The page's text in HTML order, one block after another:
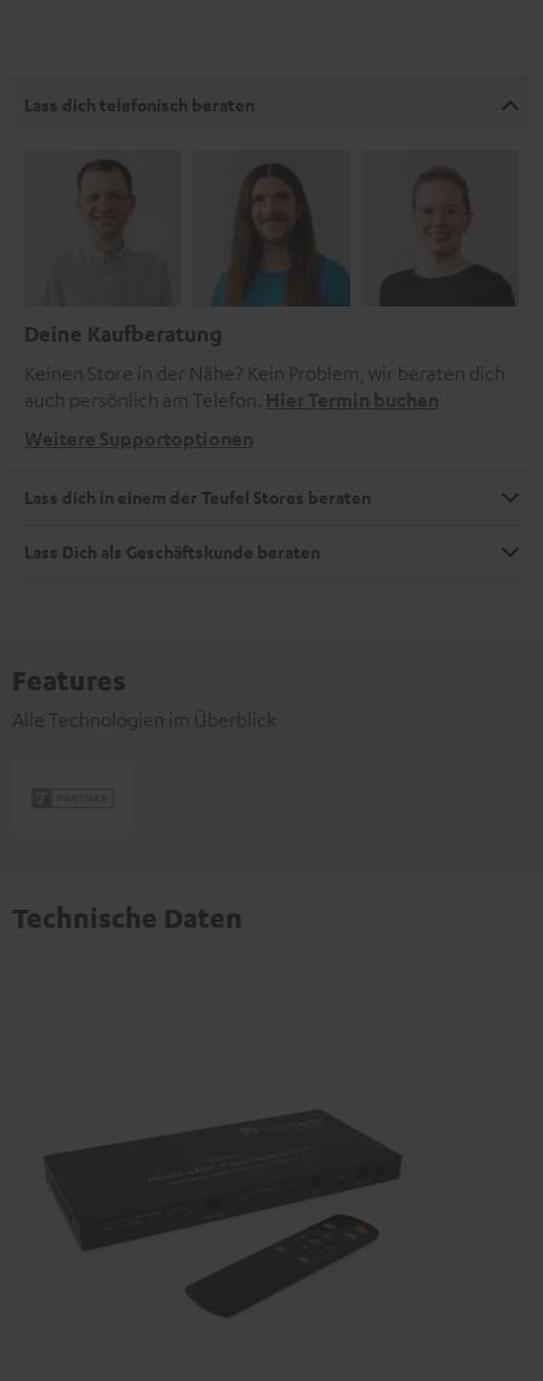
Lass dich telefonisch beraten
Deine Kaufberatung
Keinen Store in der Nähe? Kein Problem, wir beraten dich
auch persönlich am Telefon. Hier Termin buchen
Weitere Supportoptionen
Lass dich in einem der Teufel Stores beraten
Lass Dich als Geschäftskunde beraten
Features
Alle Technologien im Überblick
Technische Daten